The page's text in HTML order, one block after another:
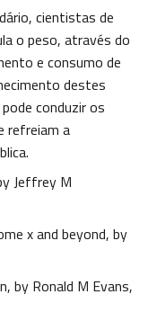
cientistas de
o peso, através do
e consumo de
destes
conduzir os
refreiam a
Jeffrey M
x and beyond, by
by Ronald M Evans,